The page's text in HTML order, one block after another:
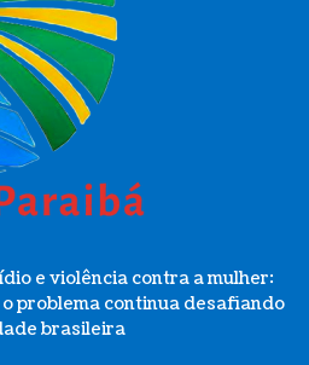
e violência contra a mulher:
problema continua desafiando
brasileira